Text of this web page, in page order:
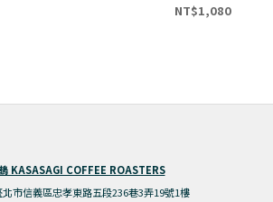
NT$1,080
KASASAGI COFFEE ROASTERS
北市信義區忠孝東路五段236巷3弄19號1樓